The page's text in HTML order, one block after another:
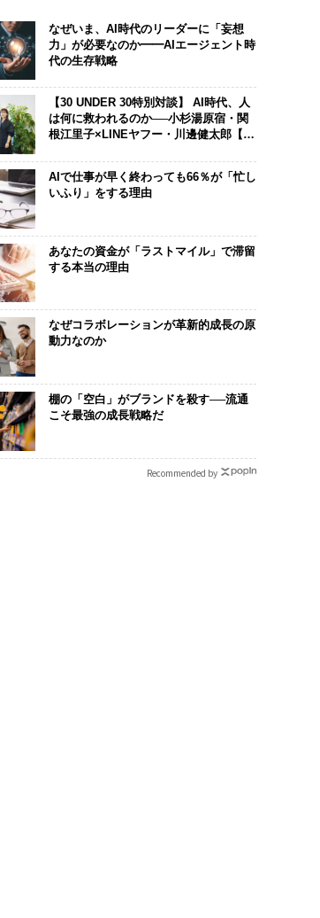
なぜいま、AI時代のリーダーに「妄想
力」が必要なのか━━AIエージェント時
代の生存戦略
【30 UNDER 30特別対談】 AI時代、人
は何に救われるのか──小杉湯原宿・関
根江里子×LINEヤフー・川邊健太郎【後
AIで仕事が早く終わっても66％が「忙し
いふり」をする理由
あなたの資金が「ラストマイル」で滞留
する本当の理由
なぜコラボレーションが革新的成長の原
動力なのか
棚の「空白」がブランドを殺す──流通
こそ最強の成長戦略だ
Recommended by